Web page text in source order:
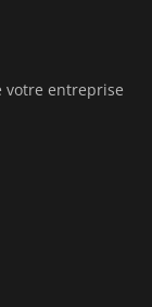
votre entreprise